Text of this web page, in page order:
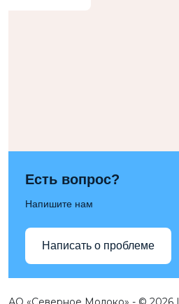
Есть вопрос?
Напишите нам
Написать о проблеме